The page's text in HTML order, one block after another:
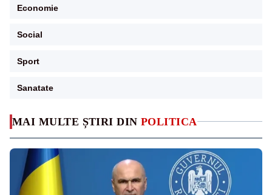
MAI MULTE ȘTIRI DIN POLITICA
Economie
Social
Sport
Sanatate